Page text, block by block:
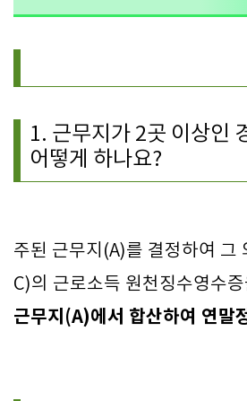
1. 근무지가 2곳 이상인
어떻게 하나요?
주된 근무지(A)를 결정하여 그
C)의 근로소득 원천징수영수
근무지(A)에서 합산하여 연말